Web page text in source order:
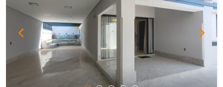
descubra todo o potencial deste imóvel!